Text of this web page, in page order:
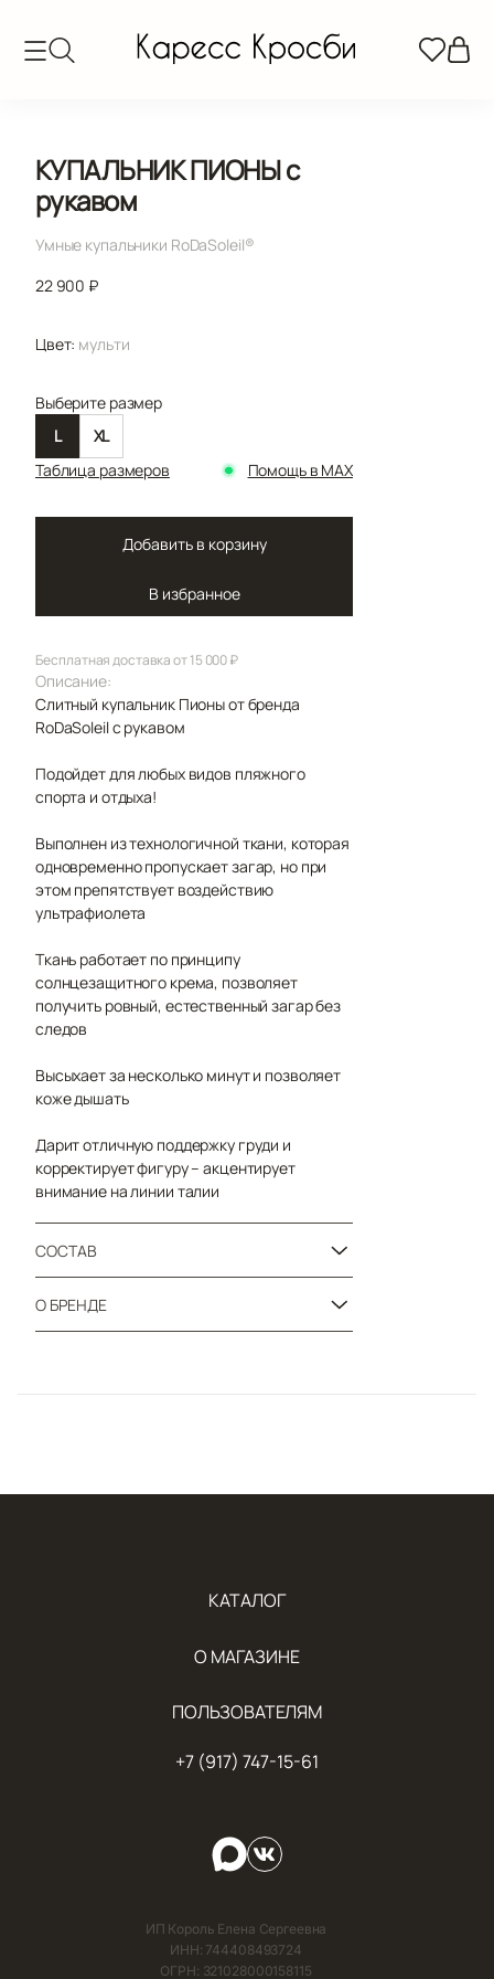
КУПАЛЬНИК ПИОНЫ с
рукавом
Умные купальники RoDaSoleil®️
22 900 ₽
Цвет: мульти
Выберите размер
L
XL
Таблица размеров
Помощь в MAX
Добавить в корзину
В избранное
Бесплатная доставка от 15 000 ₽
Описание:
Слитный купальник Пионы от бренда
RoDaSoleil с рукавом
Подойдет для любых видов пляжного
спорта и отдыха!
Выполнен из технологичной ткани, которая
одновременно пропускает загар, но при
этом препятствует воздействию
ультрафиолета
Ткань работает по принципу
солнцезащитного крема, позволяет
получить ровный, естественный загар без
следов
Высыхает за несколько минут и позволяет
коже дышать
Дарит отличную поддержку груди и
корректирует фигуру – акцентирует
внимание на линии талии
СОСТАВ
О БРЕНДЕ
КАТАЛОГ
О МАГАЗИНЕ
ПОЛЬЗОВАТЕЛЯМ
+7 (917) 747-15-61
ИП Король Елена Сергеевна
ИНН: 744408493724
ОГРН: 321028000158115